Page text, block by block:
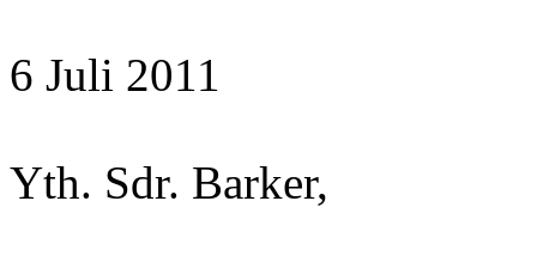
6 Juli 2011
Yth. Sdr. Barker,